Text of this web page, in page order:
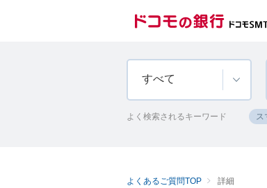
すべて
よく検索されるキーワード ス
よくあるご質問TOP 詳細